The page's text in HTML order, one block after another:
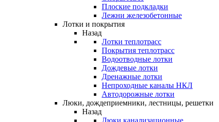
Плоские подкладки
Лежни железобетонные
Лотки и покрытия
Назад
Лотки теплотрасс
Покрытия теплотрасс
Водоотводные лотки
Дождевые лотки
Дренажные лотки
Непроходные каналы НКЛ
Автодорожные лотки
Люки, дождеприемники, лестницы, решетки
Назад